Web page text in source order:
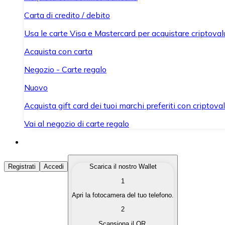
Carta di credito / debito
Usa le carte Visa e Mastercard per acquistare
Acquista con carta
Negozio - Carte regalo
Nuovo
Acquista gift card dei tuoi marchi preferiti con
Vai al negozio di carte regalo
Acquista Criptovalute
Acquista le criptovalute che ti interessano in modo
Converti le tue criptovalute in valuta fiat quando ne hai
Registrati Accedi
Scarica il nostro Wallet
1
Apri la fotocamera del tuo telefono.
2